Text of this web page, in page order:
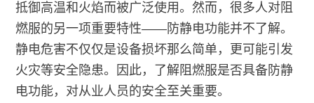
抵御高温和火焰而被广泛使用。然而，很多人对阻
燃服的另一项重要特性——防静电功能并不了解。
静电危害不仅仅是设备损坏那么简单，更可能引发
火灾等安全隐患。因此，了解阻燃服是否具备防静
电功能，对从业人员的安全至关重要。